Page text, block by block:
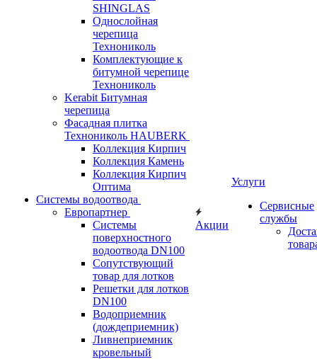
SHINGLAS
Однослойная
черепица
Технониколь
Комплектующие к
битумной черепице
Технониколь
Kerabit Битумная
черепица
Фасадная плитка
Технониколь HAUBERK
Кол​лекция Кирпич
Кол​лекция Камень
Коллекция Кирпич
Оптима
Системы водоотвода
Европартнер
Системы
поверхностного
водоотвода DN100
Сопутствующий
товар для лотков
Решетки для лотков
DN100
Водоприемник
(дождеприемник)
Ливнеприемник
кровельный
Акции
Услуги
Сервисные
службы